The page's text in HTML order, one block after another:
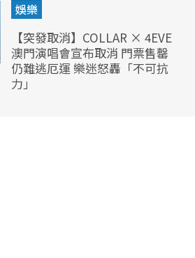
娛樂
【突發取消】COLLAR × 4EVE
澳門演唱會宣布取消 門票售罄
仍難逃厄運 樂迷怒轟「不可抗
力」